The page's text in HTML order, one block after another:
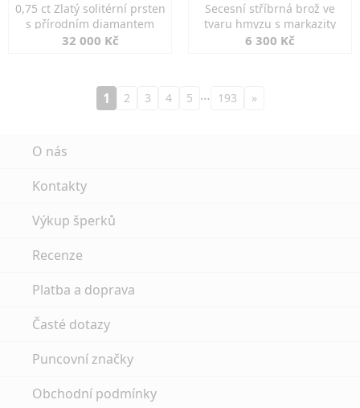
0,75 ct Zlatý solitérní prsten
s přírodním diamantem
32 000 Kč
Secesní stříbrná brož ve
tvaru hmyzu s markazity
6 300 Kč
1 2 3 4 5 … 193 »
O nás
Kontakty
Výkup šperků
Recenze
Platba a doprava
Časté dotazy
Puncovní značky
Obchodní podmínky